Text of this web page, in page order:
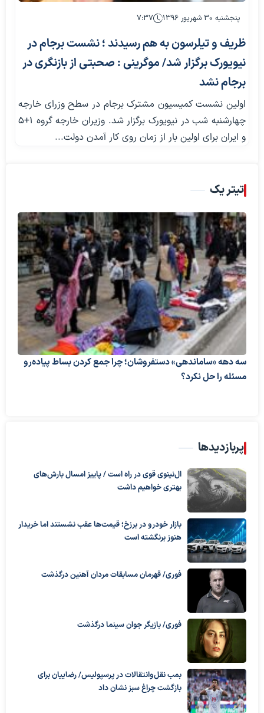
پنجشنبه ۳۰ شهریور ۱۳۹۶ ۷:۳۷
ظریف و تیلرسون به هم رسیدند ؛ نشست برجام در
نیویورک برگزار شد/ موگرینی : صحبتی از بازنگری در
برجام نشد
اولین نشست کمیسیون مشترک برجام در سطح وزرای خارجه
چهارشنبه شب در نیویورک برگزار شد. وزیران خارجه گروه 1+5
و ایران برای اولین بار از زمان روی کار آمدن دولت...
تیتر یک
سه دهه «ساماندهی» دستفروشان؛ چرا جمع کردن بساط پیاده‌رو
مسئله را حل نکرد؟
پربازدیدها
ال‌نینوی قوی در راه است / پاییز امسال بارش‌های
بهتری خواهیم داشت
بازار خودرو در برزخ؛ قیمت‌ها عقب نشستند اما خریدار
هنوز برنگشته است
فوری/ قهرمان مسابقات مردان آهنین درگذشت
فوری/ بازیگر جوان سینما درگذشت
بمب نقل‌وانتقالات در پرسپولیس/ رضاییان برای
بازگشت چراغ سبز نشان داد